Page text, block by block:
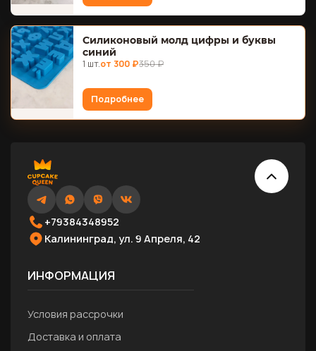
Силиконовый молд цифры и буквы
синий
1 шт.от 300 ₽350 ₽
Подробнее
+79384348952
Калининград, ул. 9 Апреля, 42
ИНФОРМАЦИЯ
Условия рассрочки
Доставка и оплата